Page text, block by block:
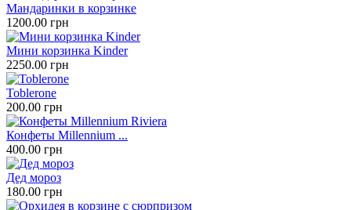
Мандаринки в корзинке
1200.00 грн
Мини корзинка Kinder
2250.00 грн
Toblerone
200.00 грн
Конфеты Millennium ...
400.00 грн
Дед мороз
180.00 грн